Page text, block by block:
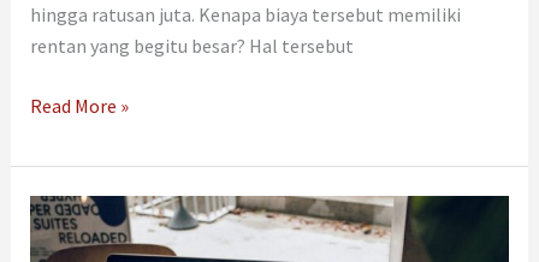
hingga ratusan juta. Kenapa biaya tersebut memiliki
rentan yang begitu besar? Hal tersebut
Read More »
Anda
Ingin